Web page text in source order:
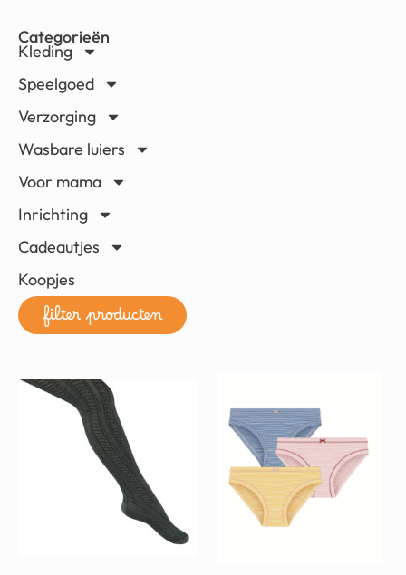
Categorieën
Kleding
Speelgoed
Verzorging
Wasbare luiers
Voor mama
Inrichting
Cadeautjes
Koopjes
filter producten